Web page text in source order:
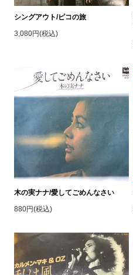
シングアウト/ピコの旅
3,080円(税込)
木の実ナナ/愛してごめんなさい
880円(税込)